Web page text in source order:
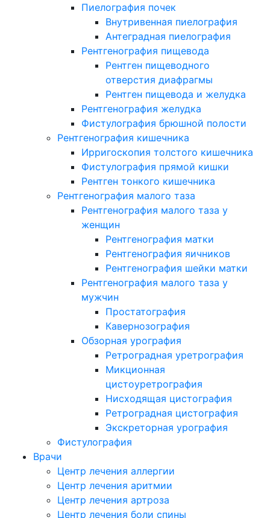
Пиелография почек
Внутривенная пиелография
Антеградная пиелография
Рентгенография пищевода
Рентген пищеводного
отверстия диафрагмы
Рентген пищевода и желудка
Рентгенография желудка
Фистулография брюшной полости
Рентгенография кишечника
Ирригоскопия толстого кишечника
Фистулография прямой кишки
Рентген тонкого кишечника
Рентгенография малого таза
Рентгенография малого таза у
женщин
Рентгенография матки
Рентгенография яичников
Рентгенография шейки матки
Рентгенография малого таза у
мужчин
Простатография
Кавернозография
Обзорная урография
Ретроградная уретрография
Микционная
цистоуретрография
Нисходящая цистография
Ретроградная цистография
Экскреторная урография
Фистулография
Врачи
Центр лечения аллергии
Центр лечения аритмии
Центр лечения артроза
Центр лечения боли спины